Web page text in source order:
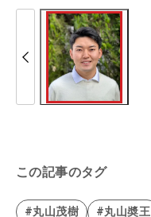
この記事のタグ
#丸山茂樹 #丸山奬王